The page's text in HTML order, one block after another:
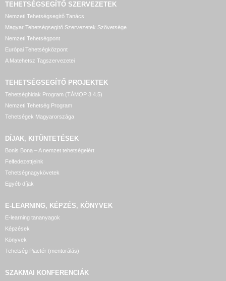
TEHETSÉGSEGÍTŐ SZERVEZETEK
Nemzeti Tehetségsegítő Tanács
Magyar Tehetségsegítő Szervezetek Szövetsége
Nemzeti Tehetségpont
Európai Tehetségközpont
A Matehetsz Tagszervezetei
TEHETSÉGSEGÍTŐ PROJEKTEK
Tehetséghidak Program (TÁMOP 3.4.5)
Nemzeti Tehetség Program
Tehetségek Magyarországa
DÍJAK, KITÜNTETÉSEK
Bonis Bona – A nemzet tehetségeiért
Felfedezettjeink
Tehetségnagykövetek
Egyéb díjak
E-LEARNING, KÉPZÉS, KÖNYVEK
E-learning tananyagok
Képzések
Könyvek
Tehetség Piactér (mentorálás)
SZAKMAI KONFERENCIÁK